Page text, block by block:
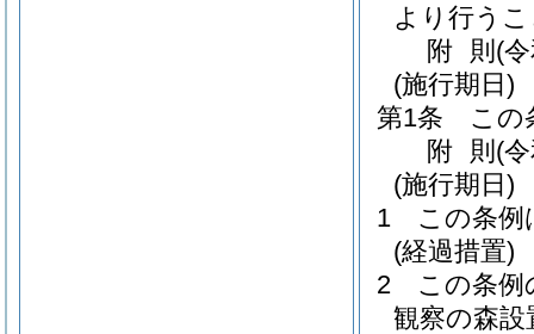
より行う
附 則 (
(施行期日)
第1条
この
附 則 (
(施行期日)
1
この条例
(経過措置)
2
この条例
観察の森